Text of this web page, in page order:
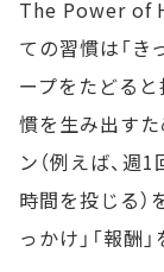
The Power of
ての習慣は「き
ープをたどる
慣を生み出す
ン（例えば、
時間を投じる）
っかけ」「報酬